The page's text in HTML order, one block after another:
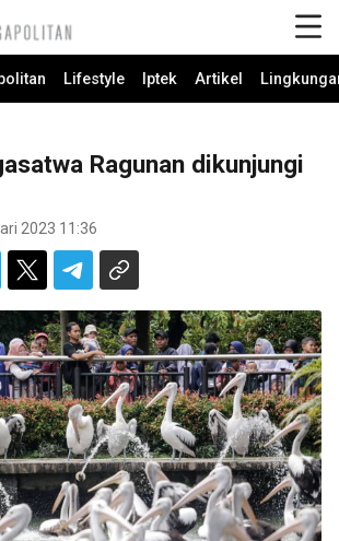
Lifestyle Iptek Artikel
Ragunan dikunjungi
2023 11:36